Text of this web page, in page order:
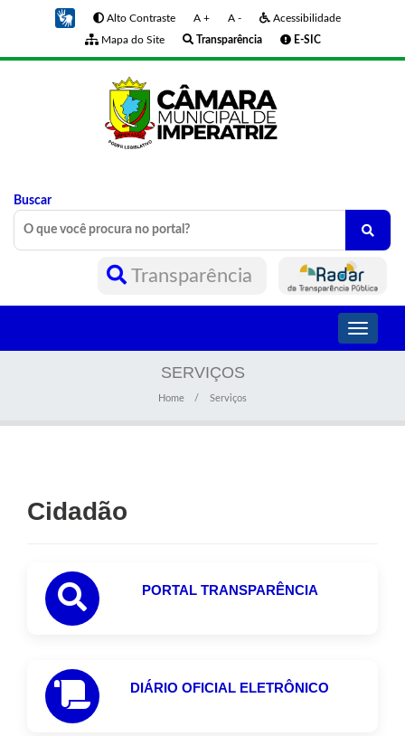
Alto Contraste A + A -
Acessibilidade
Mapa do Site
Transparência E-SIC
Buscar
Transparência
Toggle
SERVIÇOS
Home Serviços
Cidadão
PORTAL TRANSPARÊNCIA
DIÁRIO OFICIAL ELETRÔNICO